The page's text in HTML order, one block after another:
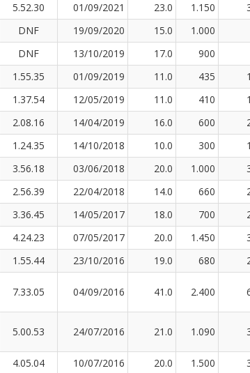
5.52.30 01/09/2021 23.0 1.150
DNF 19/09/2020 15.0 1.000
DNF 13/10/2019 17.0 900
1.55.35 01/09/2019 11.0 435
1.37.54 12/05/2019 11.0 410
2.08.16 14/04/2019 16.0 600
1.24.35 14/10/2018 10.0 300
3.56.18 03/06/2018 20.0 1.000
2.56.39 22/04/2018 14.0 660
3.36.45 14/05/2017 18.0 700
4.24.23 07/05/2017 20.0 1.450
1.55.44 23/10/2016 19.0 680
7.33.05 04/09/2016 41.0 2.400
5.00.53 24/07/2016 21.0 1.090
4.05.04 10/07/2016 20.0 1.500